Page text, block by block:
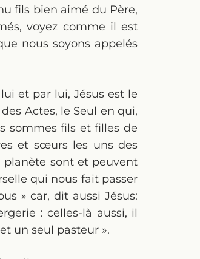
fils bien aimé du Père,
voyez comme il est
nous soyons appelés
et par lui, Jésus est le
Actes, le Seul en qui,
sommes fils et filles de
et sœurs les uns des
planète sont et peuvent
qui nous fait passer
» car, dit aussi Jésus:
: celles-là aussi, il
un seul pasteur ».